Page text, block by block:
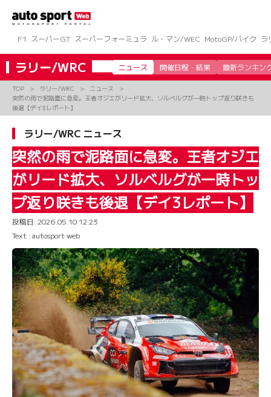
ツ
へ
ス
キ
F1 スーパーGT スーパーフォーミュラ ル・マン/WEC MotoGP/バイク ラ
ラリー/WRC ニュース 開催日程・結果 最新ランキン
TOP ラリー/WRC
ニュース
突然の雨で泥路面に急変。王者オジエがリード拡大、ソルベルグが一時トップ返り咲きも
後退【デイ3レポート】
ラリー/WRC ニュース
突然の雨で泥路面に急変。王者オジエ
がリード拡大、ソルベルグが一時トッ
プ返り咲きも後退【デイ3レポート】
投稿日: 2026.05.10 12:23
Text : autosport web